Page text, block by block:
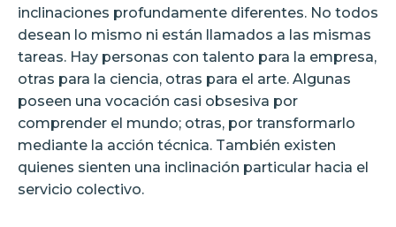
inclinaciones profundamente diferentes. No todos
desean lo mismo ni están llamados a las mismas
tareas. Hay personas con talento para la empresa,
otras para la ciencia, otras para el arte. Algunas
poseen una vocación casi obsesiva por
comprender el mundo; otras, por transformarlo
mediante la acción técnica. También existen
quienes sienten una inclinación particular hacia el
servicio colectivo.